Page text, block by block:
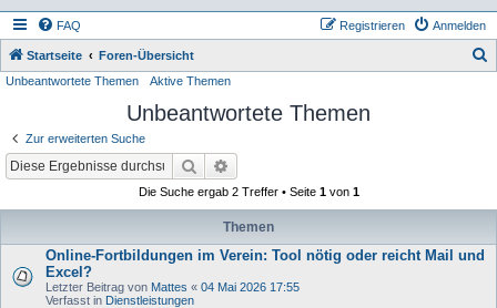
FAQ Anmelden
Registrieren
Startseite Foren-Übersicht
Unbeantwortete Themen Aktive Themen
Unbeantwortete Themen
Zur erweiterten Suche
Suche
Die Suche ergab 2 Treffer • Seite 1von 1
Themen
Online-Fortbildungen im Verein: Tool nötig oder reicht Mail und
Excel?
Letzter Beitrag von Mattes « 04 Mai 2026 17:55
Verfasst in Dienstleistungen